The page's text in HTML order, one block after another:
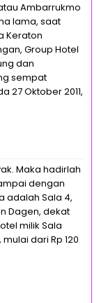
Ambarrukmo
lama, saat
Keraton
Group Hotel
dan
sempat
27 Oktober 2011,
Maka hadirlah
dengan
adalah Sala 4,
Dagen, dekat
milik Sala
dari Rp 120